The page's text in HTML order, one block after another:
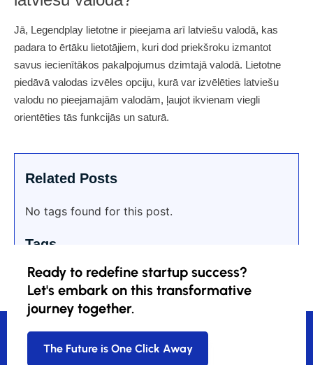
Jā, Legendplay lietotne ir pieejama arī latviešu valodā, kas
padara to ērtāku lietotājiem, kuri dod priekšroku izmantot
savus iecienītākos pakalpojumus dzimtajā valodā. Lietotne
piedāvā valodas izvēles opciju, kurā var izvēlēties latviešu
valodu no pieejamajām valodām, ļaujot ikvienam viegli
orientēties tās funkcijās un saturā.
Related Posts
No tags found for this post.
Tags
Ready to redefine startup success?
Let's embark on this transformative
journey together.
The Future is One Click Away